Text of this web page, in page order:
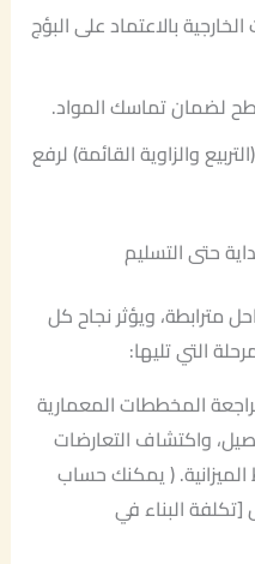
بالاعتماد على البؤج
لضمان تماسك المواد.
والزاوية القائمة) لرفع
حتى التسليم
مترابطة، ويؤثر نجاح كل
التي تليها:
المخططات المعمارية
واكتشاف التعارضات
( يمكنك حساب
[تكلفة البناء في